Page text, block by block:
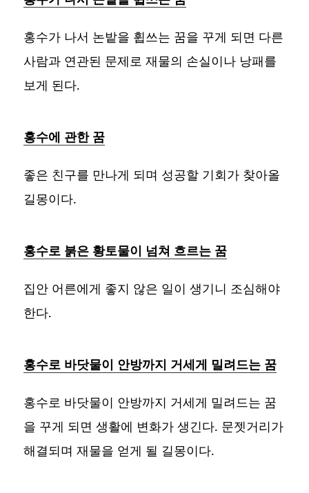
홍수가 나서 논밭을 휩쓰는 꿈을 꾸게 되면 다른
사람과 연관된 문제로 재물의 손실이나 낭패를
보게 된다.
홍수에 관한 꿈
좋은 친구를 만나게 되며 성공할 기회가 찾아올
길몽이다.
홍수로 붉은 황토물이 넘쳐 흐르는 꿈
집안 어른에게 좋지 않은 일이 생기니 조심해야
한다.
홍수로 바닷물이 안방까지 거세게 밀려드는 꿈
홍수로 바닷물이 안방까지 거세게 밀려드는 꿈
을 꾸게 되면 생활에 변화가 생긴다. 문젯거리가
해결되며 재물을 얻게 될 길몽이다.